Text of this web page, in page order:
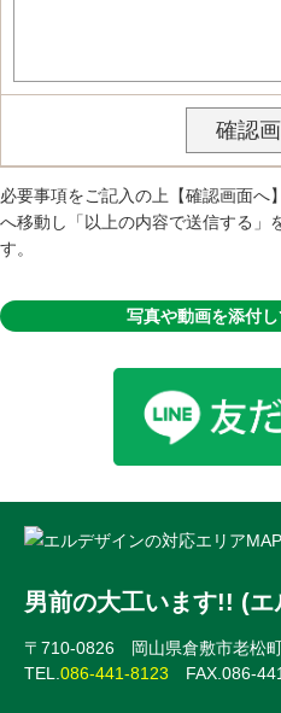
必要事項をご記入の上【確認画面へ
へ移動し「以上の内容で送信する」
す。
写真や動画を添付
男前の大工います!! (エ
〒710-0826 岡山県倉敷市老松
TEL. 086-441-8123 FAX.086-